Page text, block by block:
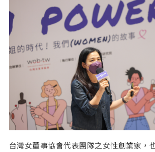
台灣女董事協會代表團隊之女性創業家，